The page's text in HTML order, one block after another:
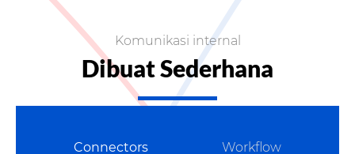
Komunikasi internal
Dibuat Sederhana
Connectors Workflow